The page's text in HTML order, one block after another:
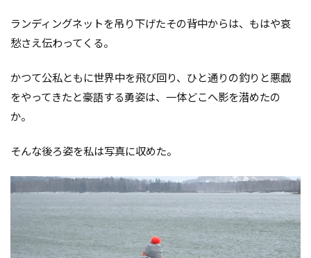
ランディングネットを吊り下げたその背中からは、もはや哀
愁さえ伝わってくる。
かつて公私ともに世界中を飛び回り、ひと通りの釣りと悪戯
をやってきたと豪語する勇姿は、一体どこへ影を潜めたの
か。
そんな後ろ姿を私は写真に収めた。